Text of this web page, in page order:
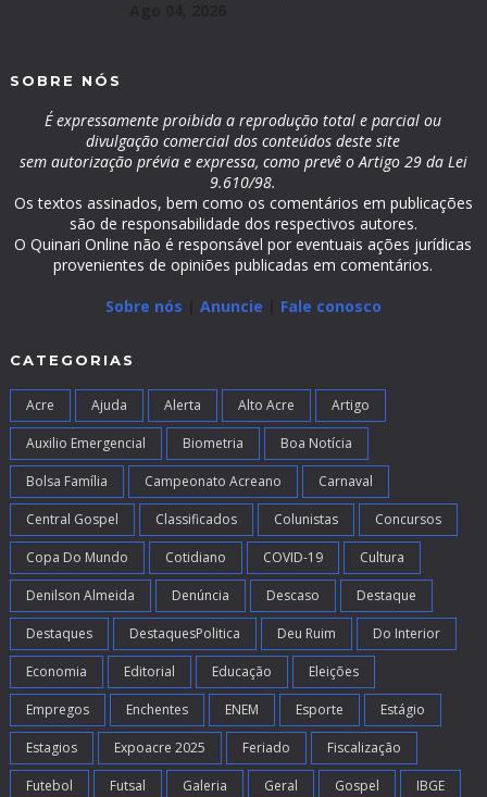
SOBRE NÓS
É expressamente proibida a reprodução total e parcial ou
divulgação comercial dos conteúdos deste site
sem autorização prévia e expressa, como prevê o Artigo 29 da Lei
9.610/98.
Os textos assinados, bem como os comentários em publicações
são de responsabilidade dos respectivos autores.
O Quinari Online não é responsável por eventuais ações jurídicas
provenientes de opiniões publicadas em comentários.
Sobre nós
Anuncie Fale conosco
CATEGORIAS
Acre Ajuda Alerta Alto Acre Artigo
Auxilio Emergencial Biometria Boa Notícia
Bolsa Família Campeonato Acreano Carnaval
Central Gospel Classificados Colunistas Concursos
Copa Do Mundo Cotidiano COVID-19 Cultura
Denilson Almeida Denúncia Descaso Destaque
Destaques DestaquesPolitica Deu Ruim Do Interior
Economia Editorial Educação Eleições
Empregos Enchentes ENEM Esporte Estágio
Estagios Expoacre 2025 Feriado Fiscalização
Futebol Futsal Galeria Geral Gospel IBGE